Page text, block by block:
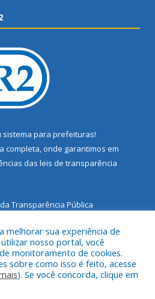
sistema para prefeituras!
completa, onde garantimos em
das leis de transparência
Transparência Pública
a Prefeitura Municipal de Santarém
Novo.
melhorar sua experiência de
nosso portal, você
monitoramento de cookies.
sobre como isso é feito, acesse
). Se você concorda, clique em